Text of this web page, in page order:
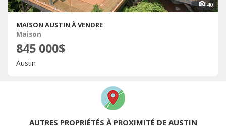
40
MAISON AUSTIN À VENDRE
Maison
845 000$
Austin
AUTRES PROPRIÉTÉS À PROXIMITÉ DE AUSTIN